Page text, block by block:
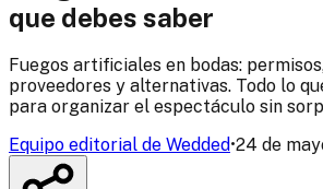
que debes saber
Fuegos artificiales en bodas:
proveedores y alternativas. Todo lo
para organizar el espectáculo sin
Equipo editorial de Wedded•24 de